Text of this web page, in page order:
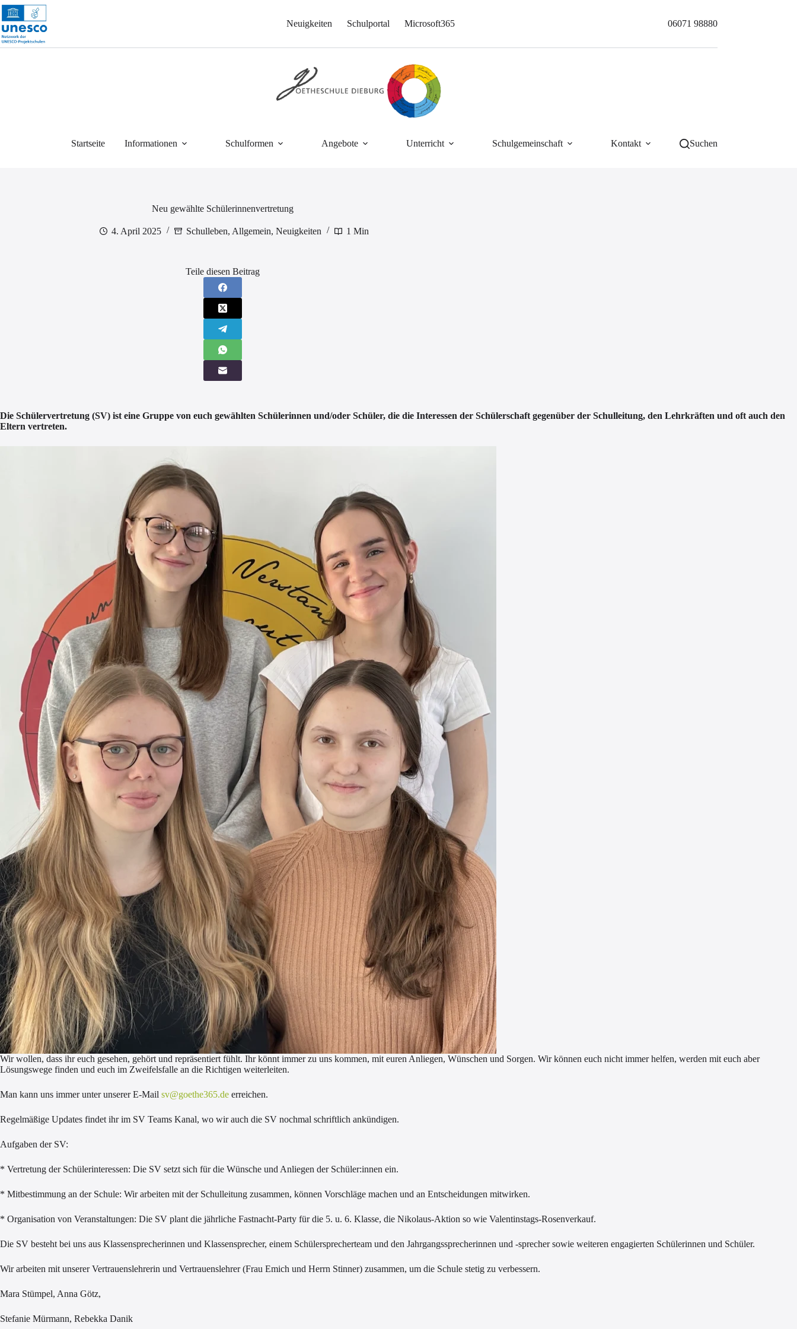
Zum
Inhalt
springen
Neuigkeiten Schulportal Microsoft365 06071 98880
Startseite Informationen Schulformen Angebote Unterricht Schulgemeinschaft Kontakt Suchen
Neu gewählte Schülerinnenvertretung
4. April 2025 Schulleben, Allgemein, Neuigkeiten 1 Min
Teile diesen Beitrag
Die Schülervertretung (SV) ist eine Gruppe von euch gewählten Schülerinnen und/oder Schüler, die die Interessen der Schülerschaft gegenüber der Schulleitung, den Lehrkräften und oft auch den
Eltern vertreten.
Wir wollen, dass ihr euch gesehen, gehört und repräsentiert fühlt. Ihr könnt immer zu uns kommen, mit euren Anliegen, Wünschen und Sorgen. Wir können euch nicht immer helfen, werden mit euch aber
Lösungswege finden und euch im Zweifelsfalle an die Richtigen weiterleiten.
Man kann uns immer unter unserer E-Mail sv@goethe365.de erreichen.
Regelmäßige Updates findet ihr im SV Teams Kanal, wo wir auch die SV nochmal schriftlich ankündigen.
Aufgaben der SV:
* Vertretung der Schülerinteressen: Die SV setzt sich für die Wünsche und Anliegen der Schüler:innen ein.
* Mitbestimmung an der Schule: Wir arbeiten mit der Schulleitung zusammen, können Vorschläge machen und an Entscheidungen mitwirken.
* Organisation von Veranstaltungen: Die SV plant die jährliche Fastnacht-Party für die 5. u. 6. Klasse, die Nikolaus-Aktion so wie Valentinstags-Rosenverkauf.
Die SV besteht bei uns aus Klassensprecherinnen und Klassensprecher, einem Schülersprecherteam und den Jahrgangssprecherinnen und -sprecher sowie weiteren engagierten Schülerinnen und Schüler.
Wir arbeiten mit unserer Vertrauenslehrerin und Vertrauenslehrer (Frau Emich und Herrn Stinner) zusammen, um die Schule stetig zu verbessern.
Mara Stümpel, Anna Götz,
Stefanie Mürmann, Rebekka Danik